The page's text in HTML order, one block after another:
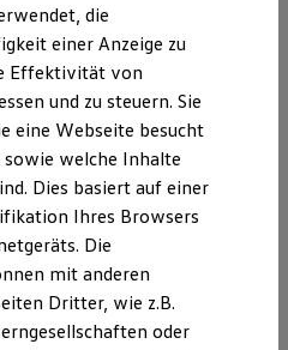
zu Ihrem ID.
Experience
MwSt.
ist voraussichtlich ab
die
einer Anzeige zu
Effektivität von
und zu steuern. Sie
eine Webseite besucht
welche Inhalte
Dies basiert auf einer
Ihres Browsers
Die
mit anderen
Dritter, wie z.B.
oder